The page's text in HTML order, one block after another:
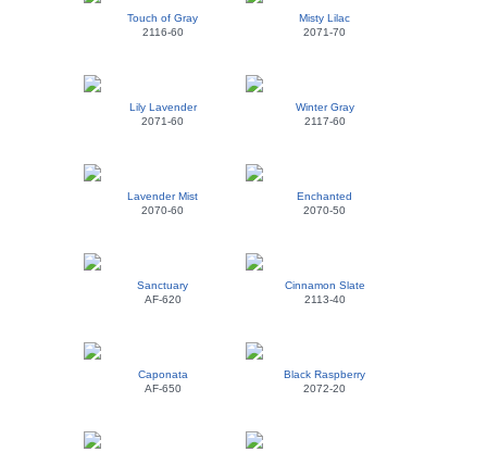
Touch of Gray
2116-60
Misty Lilac
2071-70
Lily Lavender
2071-60
Winter Gray
2117-60
Lavender Mist
2070-60
Enchanted
2070-50
Sanctuary
AF-620
Cinnamon Slate
2113-40
Caponata
AF-650
Black Raspberry
2072-20